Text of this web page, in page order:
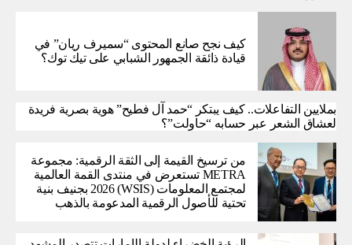
كيف نجح صانع المحتوى “سميرف ريان” في
قيادة ذائقة الجمهور الشبابي على تيك توك؟
بملايين التفاعلات.. كيف يبتكر “حمد آل فطيح” هوية بصرية فريدة
لعشاق الشعر عبر حسابه “حاولت”؟
من ترسيخ القيمة إلى الثقة الرقمية: مجموعة
METRA تستعرض في منتدى القمة العالمية
لمجتمع المعلومات (WSIS) 2026 بجنيف بنية
تحتية للأصول الرقمية المدعومة بالذهب